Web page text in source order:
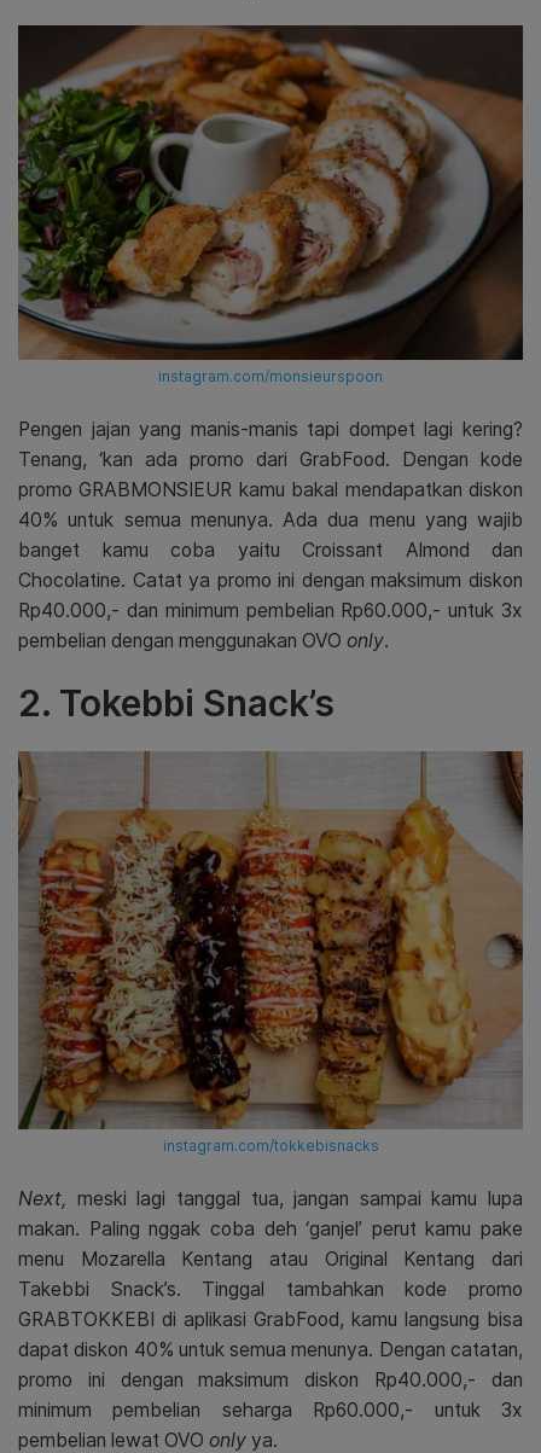
instagram.com/monsieurspoon
Pengen jajan yang manis-manis tapi dompet lagi kering?
Tenang, ‘kan ada promo dari GrabFood. Dengan kode
promo GRABMONSIEUR kamu bakal mendapatkan diskon
40% untuk semua menunya. Ada dua menu yang wajib
banget kamu coba yaitu Croissant Almond dan
Chocolatine. Catat ya promo ini dengan maksimum diskon
Rp40.000,- dan minimum pembelian Rp60.000,- untuk 3x
pembelian dengan menggunakan OVO only.
2. Tokebbi Snack’s
instagram.com/tokkebisnacks
Next, meski lagi tanggal tua, jangan sampai kamu lupa
makan. Paling nggak coba deh ‘ganjel’ perut kamu pake
menu Mozarella Kentang atau Original Kentang dari
Takebbi Snack’s. Tinggal tambahkan kode promo
GRABTOKKEBI di aplikasi GrabFood, kamu langsung bisa
dapat diskon 40% untuk semua menunya. Dengan catatan,
promo ini dengan maksimum diskon Rp40.000,- dan
minimum pembelian seharga Rp60.000,- untuk 3x
pembelian lewat OVO only ya.